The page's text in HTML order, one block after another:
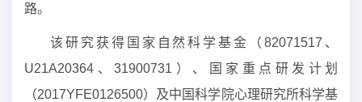
路。
该研究获得国家自然科学基金（82071517、
U21A20364、31900731）、国家重点研发计划
（2017YFE0126500）及中国科学院心理研究所科学基